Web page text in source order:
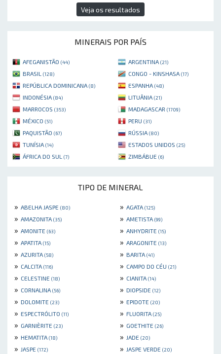
Veja os resultados
MINERAIS POR PAÍS
AFEGANISTÃO (44) ARGENTINA (21)
BRASIL (128) CONGO - KINSHASA (17)
REPÚBLICA DOMINICANA (8) ESPANHA (48)
INDONÉSIA (84) LITUÂNIA (21)
MARROCOS (353) MADAGASCAR (1709)
MÉXICO (51) PERU (31)
PAQUISTÃO (67) RÚSSIA (80)
TUNÍSIA (14) ESTADOS UNIDOS (25)
ÁFRICA DO SUL (7) ZIMBÁBUE (6)
TIPO DE MINERAL
» ABELHA JASPE (80) » AGATA (125)
» AMAZONITA (35) » AMETISTA (99)
» AMONITE (63) » ANHYDRITE (15)
» APATITA (15) » ARAGONITE (13)
» AZURITA (58) » BARITA (41)
» CALCITA (116) » CAMPO DO CÉU (21)
» CELESTINE (18) » CIANITA (14)
» CORNALINA (56) » DIOPSIDE (12)
» DOLOMITE (23) » EPIDOTE (20)
» ESPECTRÓLITO (11) » FLUORITA (25)
» GARNIÈRITE (23) » GOETHITE (26)
» HEMATITA (18) » JADE (20)
» JASPE (172) » JASPE VERDE (20)